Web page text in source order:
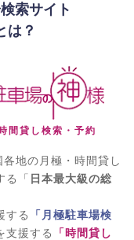
索サイト
は？
間貸し検索・予約
地の月極・時間貸し
「 日本最大級の総
する
「月極駐車場検
支援する
「時間貸し